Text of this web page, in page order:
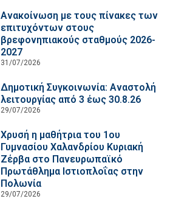
Ανακοίνωση με τους πίνακες των
επιτυχόντων στους
βρεφονηπιακούς σταθμούς 2026-
2027
31/07/2026
Δημοτική Συγκοινωνία: Αναστολή
λειτουργίας από 3 έως 30.8.26
29/07/2026
Χρυσή η μαθήτρια του 1ου
Γυμνασίου Χαλανδρίου Κυριακή
Ζέρβα στο Πανευρωπαϊκό
Πρωτάθλημα Ιστιοπλοΐας στην
Πολωνία
29/07/2026